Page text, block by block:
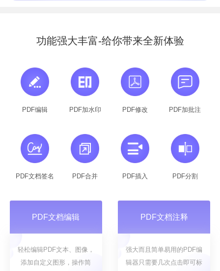
功能强大丰富-给你带来全新体验
PDF编辑 PDF加水印 PDF修改 PDF加批注
PDF文档签名 PDF合并 PDF插入 PDF分割
PDF文档编辑
轻松编辑PDF文本、图像，
添加自定义图形，操作简
PDF文档注释
强大而且简单易用的PDF编
辑器只需要几次点击即可标